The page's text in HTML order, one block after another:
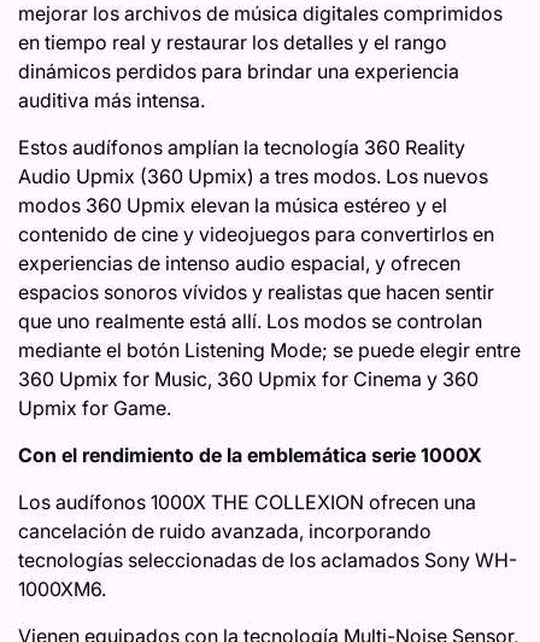
mejorar los archivos de música digitales comprimidos
en tiempo real y restaurar los detalles y el rango
dinámicos perdidos para brindar una experiencia
auditiva más intensa.
Estos audífonos amplían la tecnología 360 Reality
Audio Upmix (360 Upmix) a tres modos. Los nuevos
modos 360 Upmix elevan la música estéreo y el
contenido de cine y videojuegos para convertirlos en
experiencias de intenso audio espacial, y ofrecen
espacios sonoros vívidos y realistas que hacen sentir
que uno realmente está allí. Los modos se controlan
mediante el botón Listening Mode; se puede elegir entre
360 Upmix for Music, 360 Upmix for Cinema y 360
Upmix for Game.
Con el rendimiento de la emblemática serie 1000X
Los audífonos 1000X THE COLLEXION ofrecen una
cancelación de ruido avanzada, incorporando
tecnologías seleccionadas de los aclamados Sony WH-
1000XM6.
Vienen equipados con la tecnología Multi-Noise Sensor,